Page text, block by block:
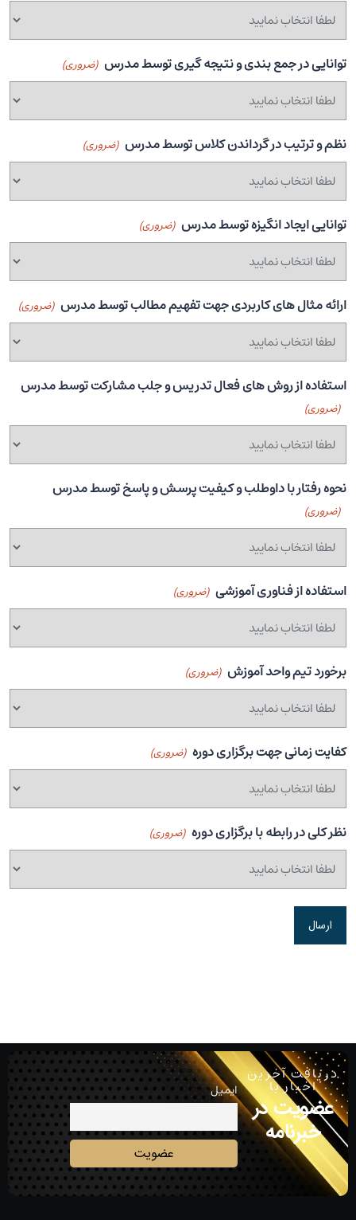
توانایی در جمع بندی و نتیجه گیری توسط مدرس (ضروری)
نظم و ترتیب در گرداندن کلاس توسط مدرس (ضروری)
توانایی ایجاد انگیزه توسط مدرس (ضروری)
ارائه مثال های کاربردی جهت تفهیم مطالب توسط مدرس (ضروری)
استفاده از روش های فعال تدریس و جلب مشارکت توسط مدرس
(ضروری)
نحوه رفتار با داوطلب و کیفیت پرسش و پاسخ توسط مدرس
(ضروری)
استفاده از فناوری آموزشی (ضروری)
برخورد تیم واحد آموزش (ضروری)
کفایت زمانی جهت برگزاری دوره (ضروری)
نظر کلی در رابطه با برگزاری دوره (ضروری)
دریافت آخرین
اخبار با
عضویت در
خبرنامه
ایمیل